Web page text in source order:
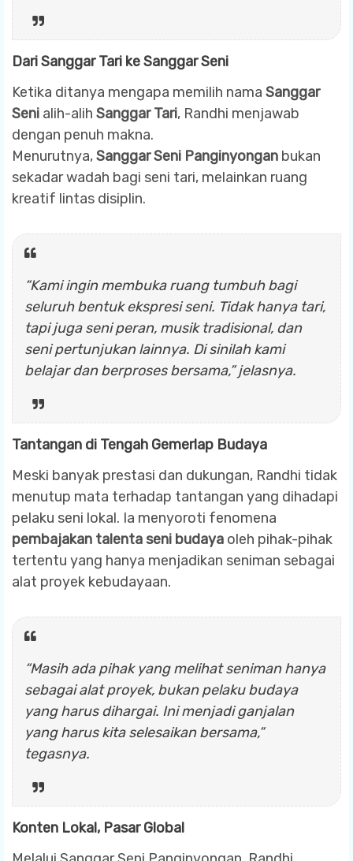
Dari Sanggar Tari ke Sanggar Seni
Ketika ditanya mengapa memilih nama Sanggar
Seni alih-alih Sanggar Tari, Randhi menjawab
dengan penuh makna.
Menurutnya,Sanggar Seni Panginyongan bukan
sekadar wadah bagi seni tari, melainkan ruang
kreatif lintas disiplin.
“Kami ingin membuka ruang tumbuh bagi
seluruh bentuk ekspresi seni. Tidak hanya tari,
tapi juga seni peran, musik tradisional, dan
seni pertunjukan lainnya. Di sinilah kami
belajar dan berproses bersama,” jelasnya.
Tantangan di Tengah Gemerlap Budaya
Meski banyak prestasi dan dukungan, Randhi tidak
menutup mata terhadap tantangan yang dihadapi
pelaku seni lokal. Ia menyoroti fenomena
pembajakan talenta seni budaya oleh pihak-pihak
tertentu yang hanya menjadikan seniman sebagai
alat proyek kebudayaan.
“Masih ada pihak yang melihat seniman hanya
sebagai alat proyek, bukan pelaku budaya
yang harus dihargai. Ini menjadi ganjalan
yang harus kita selesaikan bersama,”
tegasnya.
Konten Lokal, Pasar Global